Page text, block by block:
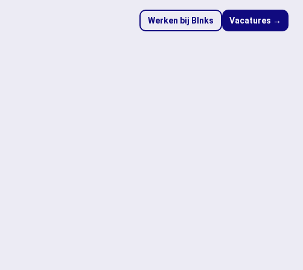
Werken bij Blnks Vacatures →